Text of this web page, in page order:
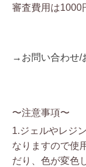
審査費用は1000
→お問い合わせ/
〜注意事項〜
1.ジェルやレジ
なりますので使
だり、色が変色